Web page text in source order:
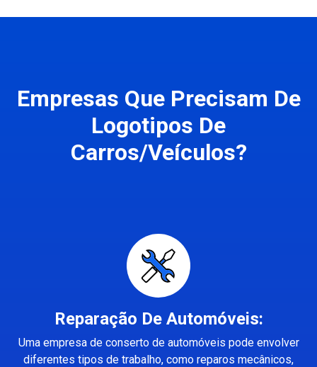
Empresas Que Precisam De
Logotipos De
Carros/Veículos?
Reparação De Automóveis:
Uma empresa de conserto de automóveis pode envolver
diferentes tipos de trabalho, como reparos mecânicos,